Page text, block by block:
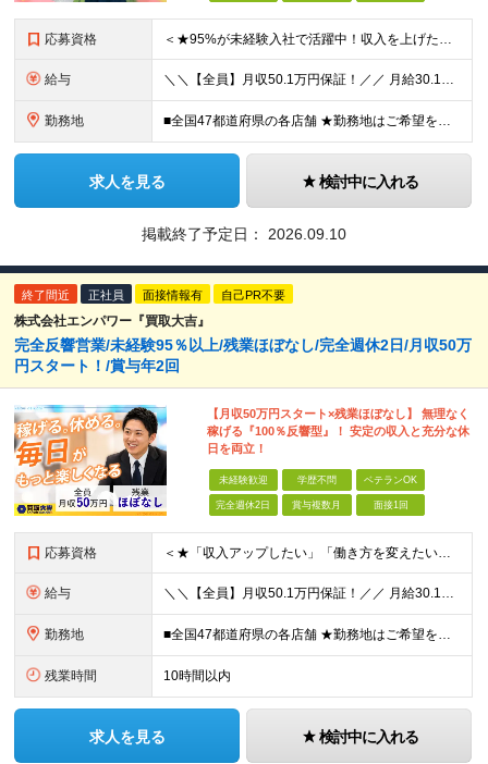
応募資格 ＜★95%が未経験入社で活躍中！収入を上げたい・新しいスキルを身につけたい方、大歓迎！★＞ ◆学歴不問・第二新卒歓迎 ◆社会人経験1年以上 ★100％人柄、意欲重視の採用です 「新しい環境でスタート
給与 ＼＼【全員】月収50.1万円保証！／／ 月給30.1万円＋インセン＋特別手当20万円(半年間)＋賞与 ※経験者は優遇いたします（研修も免除の場合有） ※固定残業代:7万4000円以上/月45時間分
勤務地 ■全国47都道府県の各店舗 ★勤務地はご希望を考慮の上、決定します ★今後も店舗を全国に拡大していきます ★U・Iターン歓迎（社宅あり） ★マイカー通勤OK（地域により規定あり。詳細はお問合せくださ
求人を見る 検討中に入れる
掲載終了予定日： 2026.09.10
終了間近 正社員 面接情報有 自己PR不要
株式会社エンパワー『買取大吉』
完全反響営業/未経験95％以上/残業ほぼなし/完全週休2日/月収50万
円スタート！/賞与年2回
【月収50万円スタート×残業ほぼなし】 無理なく
稼げる『100％反響型』！ 安定の収入と充分な休
日を両立！
未経験歓迎 学歴不問 ベテランOK
完全週休2日 賞与複数月 面接1回
応募資格 ＜★「収入アップしたい」「働き方を変えたい」「スキルを身につけたい」方、大歓迎！★＞ ◆未経験OK ◆学歴不問・第二新卒歓迎 ◆社会人経験1年以上 ★100％人柄、意欲重視の採用です 「新しい環境で
給与 ＼＼【全員】月収50.1万円保証！／／ 月給30.1万円＋インセン＋特別手当20万円(半年間)＋賞与 ※経験者は優遇いたします（研修も免除の場合有） ※固定残業代:7万4000円以上/月45時間分
勤務地 ■全国47都道府県の各店舗 ★勤務地はご希望を考慮の上、決定します ★今後も店舗を全国に拡大していきます ★U・Iターン歓迎（社宅あり） ★マイカー通勤OK（地域により規定あり。詳細はお問合せくださ
残業時間 10時間以内
求人を見る 検討中に入れる